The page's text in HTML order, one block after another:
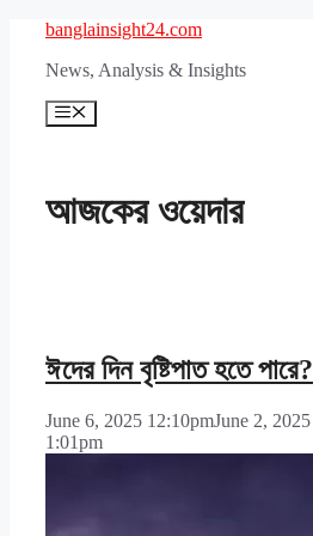
content
banglainsight24.com
News, Analysis & Insights
Menu
আজকের ওয়েদার
ঈদের দিন বৃষ্টিপাত হতে পারে?
June 6, 2025 12:10pmJune 2, 2025
1:01pm